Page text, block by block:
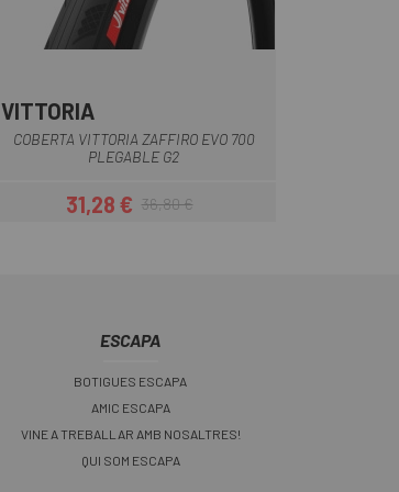
VITTORIA
COBERTA VITTORIA ZAFFIRO EVO 700
PLEGABLE G2
Preu
31,28 €Preu regular
36,80 €
ESCAPA
BOTIGUES ESCAPA
AMIC ESCAPA
VINE A TREBALLAR AMB NOSALTRES!
QUI SOM ESCAPA